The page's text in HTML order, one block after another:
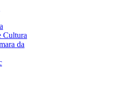
Cultura
da